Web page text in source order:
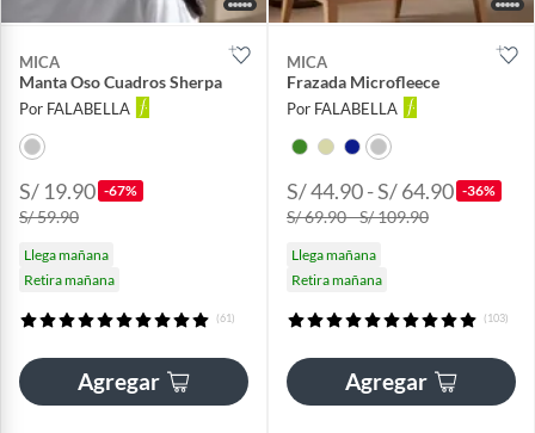
MICA
Manta Oso Cuadros Sherpa
Por FALABELLA
S/ 19.90 -67%
S/ 59.90
Llega mañana
Retira mañana
(61)
Agregar
MICA
Frazada Microfleece
Por FALABELLA
S/ 44.90 - S/ 64.90 -36%
S/ 69.90 - S/ 109.90
Llega mañana
Retira mañana
(103)
Agregar